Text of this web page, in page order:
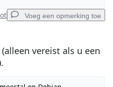
Voeg een opmerking toe
toe
vereist als u een